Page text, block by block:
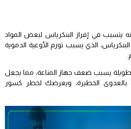
يتسبب في إفراز البنكرياس لبعض المواد
الذي يسبب تورم الأوعية الدموية
طويلة يسبب ضعف جهاز المناعة، مما يجعل
الخطيرة، ويعرضك لخطر كسور